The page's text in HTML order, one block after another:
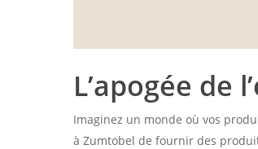
L’apogée de
Imaginez un monde où vos
à Zumtobel de fournir des